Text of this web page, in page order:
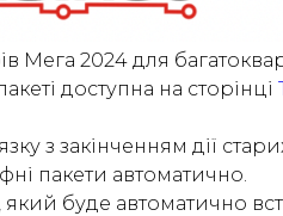
Мега 2024 для
доступна на сторінці
з закінченням дії
пакети автоматично.
буде автоматично